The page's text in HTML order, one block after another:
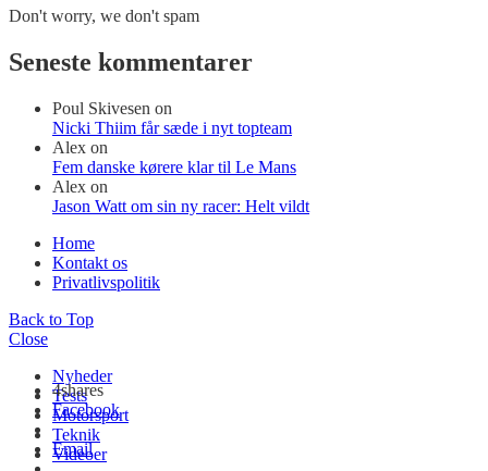
Don't worry, we don't spam
Seneste kommentarer
Poul Skivesen on
Nicki Thiim får sæde i nyt topteam
Alex on
Fem danske kørere klar til Le Mans
Alex on
Jason Watt om sin ny racer: Helt vildt
Home
Kontakt os
Privatlivspolitik
Back to Top
Close
Nyheder
Tests
Motorsport
Teknik
Videoer
4shares
Facebook
Email